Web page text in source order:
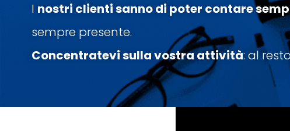
I nostri clienti sanno di poter contare
sempre presente.
Concentratevi sulla vostra attività: al